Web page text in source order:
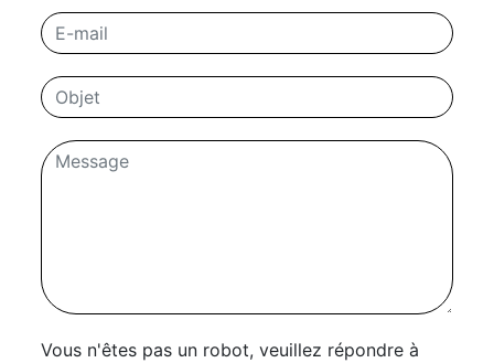
Vous n'êtes pas un robot, veuillez répondre à